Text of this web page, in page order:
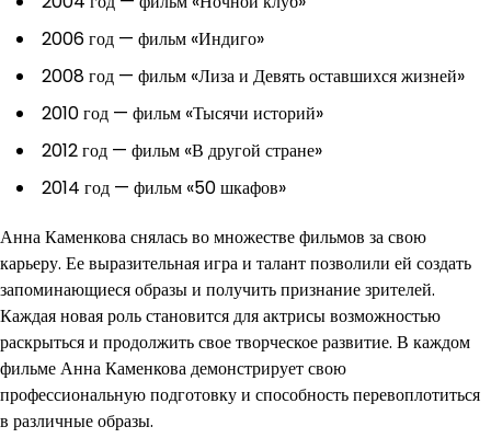
2006 год — фильм «Индиго»
2008 год — фильм «Лиза и Девять оставшихся жизней»
2010 год — фильм «Тысячи историй»
2012 год — фильм «В другой стране»
2014 год — фильм «50 шкафов»
Анна Каменкова снялась во множестве фильмов за свою
карьеру. Ее выразительная игра и талант позволили ей создать
запоминающиеся образы и получить признание зрителей.
Каждая новая роль становится для актрисы возможностью
раскрыться и продолжить свое творческое развитие. В каждом
фильме Анна Каменкова демонстрирует свою
профессиональную подготовку и способность перевоплотиться
в различные образы.